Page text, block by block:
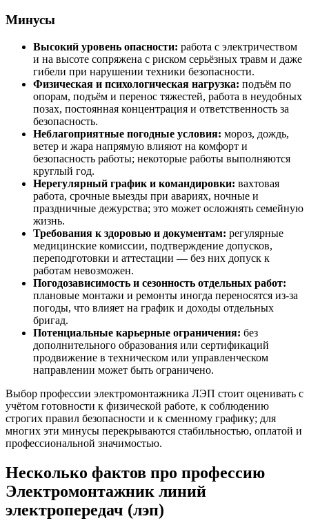
Минусы
Высокий уровень опасности: работа с электричеством
и на высоте сопряжена с риском серьёзных травм и даже
гибели при нарушении техники безопасности.
Физическая и психологическая нагрузка: подъём по
опорам, подъём и перенос тяжестей, работа в неудобных
позах, постоянная концентрация и ответственность за
безопасность.
Неблагоприятные погодные условия: мороз, дождь,
ветер и жара напрямую влияют на комфорт и
безопасность работы; некоторые работы выполняются
круглый год.
Нерегулярный график и командировки: вахтовая
работа, срочные выезды при авариях, ночные и
праздничные дежурства; это может осложнять семейную
жизнь.
Требования к здоровью и документам: регулярные
медицинские комиссии, подтверждение допусков,
переподготовки и аттестации — без них допуск к
работам невозможен.
Погодозависимость и сезонность отдельных работ:
плановые монтажи и ремонты иногда переносятся из‑за
погоды, что влияет на график и доходы отдельных
бригад.
Потенциальные карьерные ограничения: без
дополнительного образования или сертификаций
продвижение в техническом или управленческом
направлении может быть ограничено.
Выбор профессии электромонтажника ЛЭП стоит оценивать с
учётом готовности к физической работе, к соблюдению
строгих правил безопасности и к сменному графику; для
многих эти минусы перекрываются стабильностью, оплатой и
профессиональной значимостью.
Несколько фактов про профессию
Электромонтажник линий
электропередач (лэп)